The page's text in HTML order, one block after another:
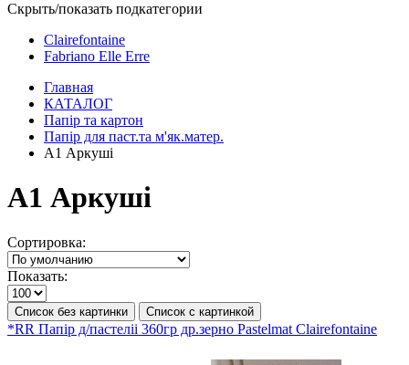
Скрыть/показать подкатегории
Clairefontaine
Fabriano Elle Erre
Главная
КАТАЛОГ
Папір та картон
Папір для паст.та м'як.матер.
А1 Аркуші
А1 Аркуші
Сортировка:
Показать:
Список без картинки Список с картинкой
*RR Папір д/пастеліі 360гр др.зерно Pastelmat Clairefontaine